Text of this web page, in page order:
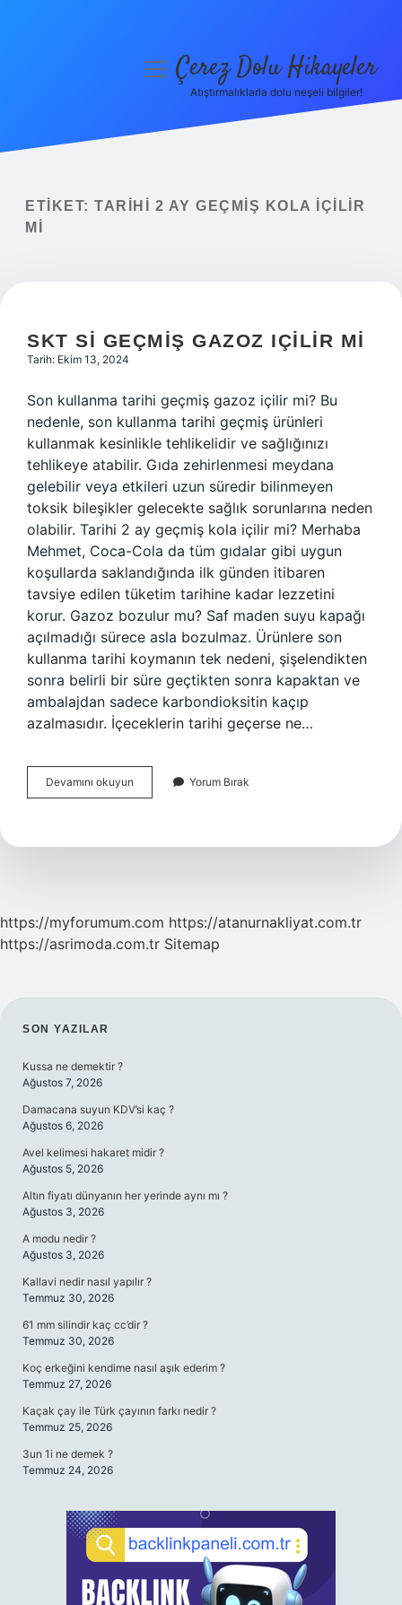
Yasal Uyarı
menüyüÇerez Dolu Hikayeler
Atıştırmalıklarla dolu neşeli bilgiler!
ETIKET: TARIHI 2 AY GEÇMIŞ KOLA IÇILIR
MI
SKT SI GEÇMIŞ GAZOZ IÇILIR MI
Tarih: Ekim 13, 2024
Son kullanma tarihi geçmiş gazoz içilir mi? Bu
nedenle, son kullanma tarihi geçmiş ürünleri
kullanmak kesinlikle tehlikelidir ve sağlığınızı
tehlikeye atabilir. Gıda zehirlenmesi meydana
gelebilir veya etkileri uzun süredir bilinmeyen
toksik bileşikler gelecekte sağlık sorunlarına neden
olabilir. Tarihi 2 ay geçmiş kola içilir mi? Merhaba
Mehmet, Coca-Cola da tüm gıdalar gibi uygun
koşullarda saklandığında ilk günden itibaren
tavsiye edilen tüketim tarihine kadar lezzetini
korur. Gazoz bozulur mu? Saf maden suyu kapağı
açılmadığı sürece asla bozulmaz. Ürünlere son
kullanma tarihi koymanın tek nedeni, şişelendikten
sonra belirli bir süre geçtikten sonra kapaktan ve
ambalajdan sadece karbondioksitin kaçıp
azalmasıdır. İçeceklerin tarihi geçerse ne…
Devamını okuyun
Si
Içilir
Yorum Bırak
https://myforumum.com https://atanurnakliyat.com.tr
https://asrimoda.com.tr Sitemap
SIDEBAR
SON YAZILAR
Kussa ne demektir ?
Ağustos 7, 2026
Damacana suyun KDV’si kaç ?
Ağustos 6, 2026
Avel kelimesi hakaret midir ?
Ağustos 5, 2026
Altın fiyatı dünyanın her yerinde aynı mı ?
Ağustos 3, 2026
A modu nedir ?
Ağustos 3, 2026
Kallavi nedir nasıl yapılır ?
Temmuz 30, 2026
61 mm silindir kaç cc’dir ?
Temmuz 30, 2026
Koç erkeğini kendime nasıl aşık ederim ?
Temmuz 27, 2026
Kaçak çay ile Türk çayının farkı nedir ?
Temmuz 25, 2026
3un 1i ne demek ?
Temmuz 24, 2026